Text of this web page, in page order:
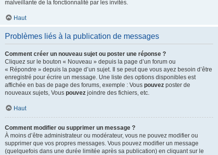
malveillante de la fonctionnalité par les invités.
Haut
Problèmes liés à la publication de messages
Comment créer un nouveau sujet ou poster une réponse ?
Cliquez sur le bouton « Nouveau » depuis la page d’un forum ou
« Répondre » depuis la page d’un sujet. Il se peut que vous ayez besoin d’être
enregistré pour écrire un message. Une liste des options disponibles est
affichée en bas de page des forums, exemple : Vous pouvez poster de
nouveaux sujets, Vous pouvez joindre des fichiers, etc.
Haut
Comment modifier ou supprimer un message ?
À moins d’être administrateur ou modérateur, vous ne pouvez modifier ou
supprimer que vos propres messages. Vous pouvez modifier un message
(quelquefois dans une durée limitée après sa publication) en cliquant sur le